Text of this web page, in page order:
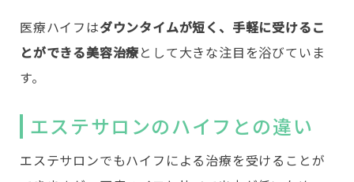
医療ハイフはダウンタイムが短く、手軽に受けるこ
とができる美容治療として大きな注目を浴びていま
す。
エステサロンのハイフとの違い
エステサロンでもハイフによる治療を受けることが